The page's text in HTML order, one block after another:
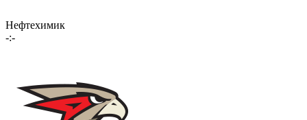
Нефтехимик
-:-